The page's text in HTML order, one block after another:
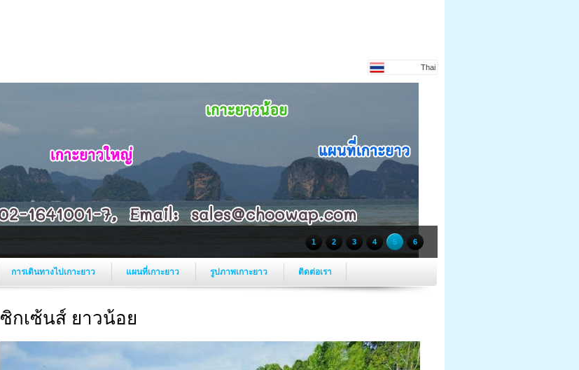
Thai
1 2 3 4 5 6
การเดินทางไปเกาะยาว แผนที่เกาะยาว รูปภาพเกาะยาว ติดต่อเรา
ซิกเซ้นส์ ยาวน้อย